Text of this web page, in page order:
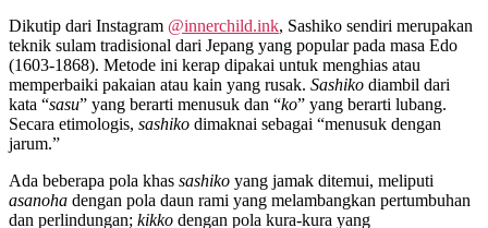
Dikutip dari Instagram @innerchild.ink, Sashiko sendiri merupakan
teknik sulam tradisional dari Jepang yang popular pada masa Edo
(1603-1868). Metode ini kerap dipakai untuk menghias atau
memperbaiki pakaian atau kain yang rusak. Sashiko diambil dari
kata “sasu” yang berarti menusuk dan “ko” yang berarti lubang.
Secara etimologis, sashiko dimaknai sebagai “menusuk dengan
jarum.”
Ada beberapa pola khas sashiko yang jamak ditemui, meliputi
asanoha dengan pola daun rami yang melambangkan pertumbuhan
dan perlindungan; kikko dengan pola kura-kura yang